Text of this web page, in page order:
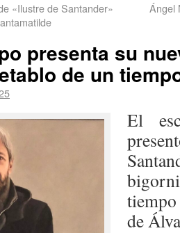
«Ilustre de Santander»
Ángel
presenta su
de un
El
de